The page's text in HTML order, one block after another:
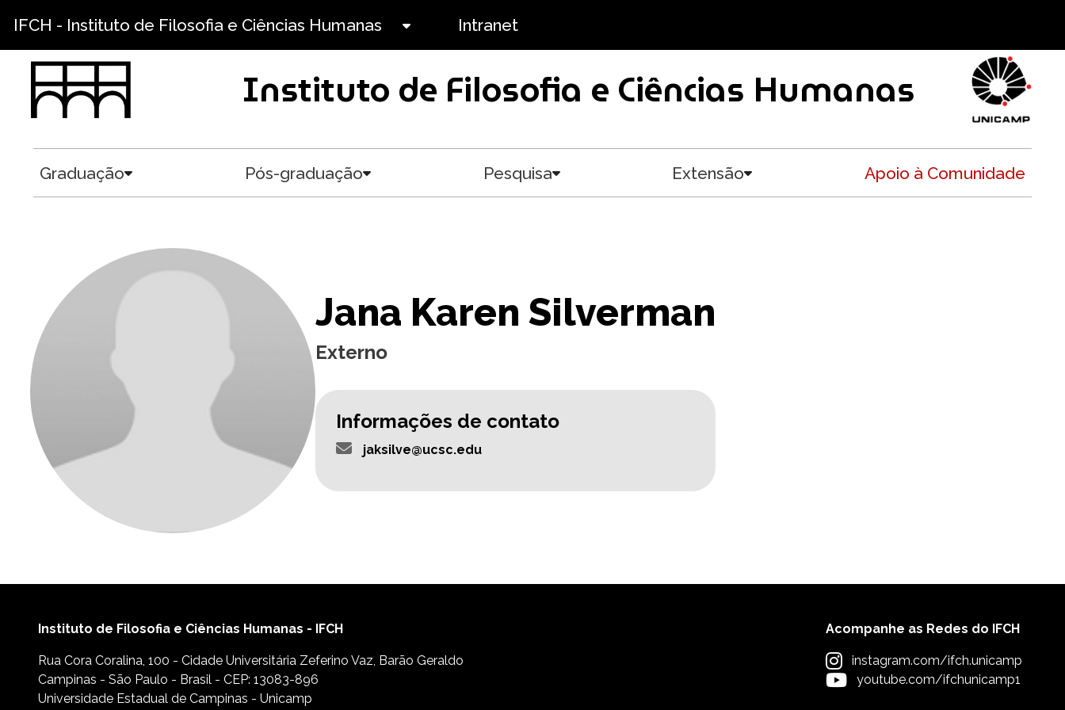
IFCH - Instituto de Filosofia e Ciências Humanas Intranet
Instituto de Filosofia e Ciências Humanas
Graduação Pós-graduação Pesquisa Extensão Apoio à Comunidade
Jana Karen Silverman
Externo
Informações de contato
jaksilve@ucsc.edu
Instituto de Filosofia e Ciências Humanas - IFCH
Rua Cora Coralina, 100 - Cidade Universitária Zeferino Vaz, Barão Geraldo
Campinas - São Paulo - Brasil - CEP: 13083-896
Universidade Estadual de Campinas - Unicamp
Acompanhe as Redes do IFCH
instagram.com/ifch.unicamp
youtube.com/ifchunicamp1